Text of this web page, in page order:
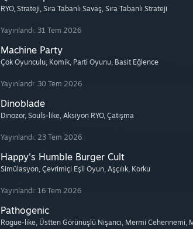
RYO, Strateji, Sıra Tabanlı Savaş, Sıra Tabanlı Strateji
Yayınlandı: 31 Tem 2026
Machine Party
Çok Oyunculu, Komik, Parti Oyunu, Basit Eğlence
Yayınlandı: 30 Tem 2026
Dinoblade
Dinozor, Souls-like, Aksiyon RYO, Çatışma
Yayınlandı: 23 Tem 2026
Happy's Humble Burger Cult
Simülasyon, Çevrimiçi Eşli Oyun, Aşçılık, Korku
Yayınlandı: 16 Tem 2026
Pathogenic
Rogue-like, Üstten Görünüşlü Nişancı, Mermi Cehennemi,